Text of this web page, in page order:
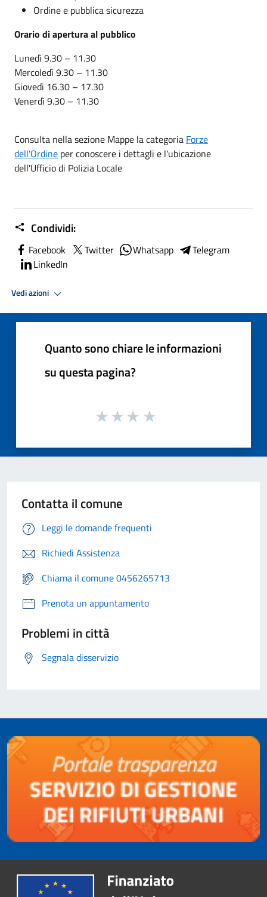
Ordine e pubblica sicurezza
Orario di apertura al pubblico
Lunedì 9.30 – 11.30
Mercoledì 9.30 – 11.30
Giovedì 16.30 – 17.30
Venerdì 9.30 – 11.30
Consulta nella sezione Mappe la categoria Forze
dell'Ordine per conoscere i dettagli e l'ubicazione
dell'Ufficio di Polizia Locale
Condividi:
Facebook Twitter Whatsapp
Telegram
LinkedIn
Vedi azioni
Quanto sono chiare le informazioni
su questa pagina?
Contatta il comune
Leggi le domande frequenti
Richiedi Assistenza
Chiama il comune 0456265713
Prenota un appuntamento
Problemi in città
Segnala disservizio